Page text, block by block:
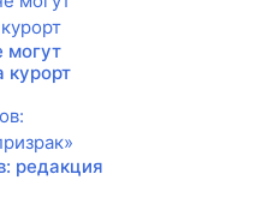
могут
курорт
редакция